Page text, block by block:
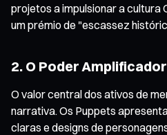
projetos a impulsionar a cultura
um prémio de "escassez
2. O Poder
O valor central dos ativos de
narrativa. Os Puppets
claras e designs de